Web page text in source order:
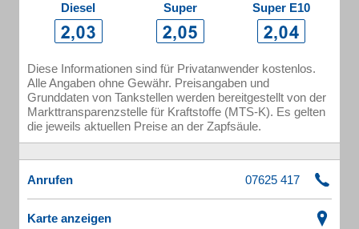
Diesel Super Super E10
Diese Informationen sind für Privatanwender kostenlos.
Alle Angaben ohne Gewähr. Preisangaben und
Grunddaten von Tankstellen werden bereitgestellt von der
Markttransparenzstelle für Kraftstoffe (MTS-K). Es gelten
die jeweils aktuellen Preise an der Zapfsäule.
Anrufen
Karte anzeigen